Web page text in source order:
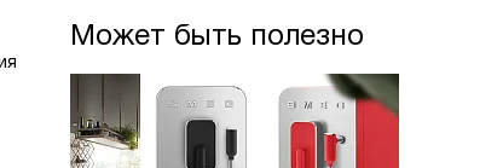
Может быть полезно